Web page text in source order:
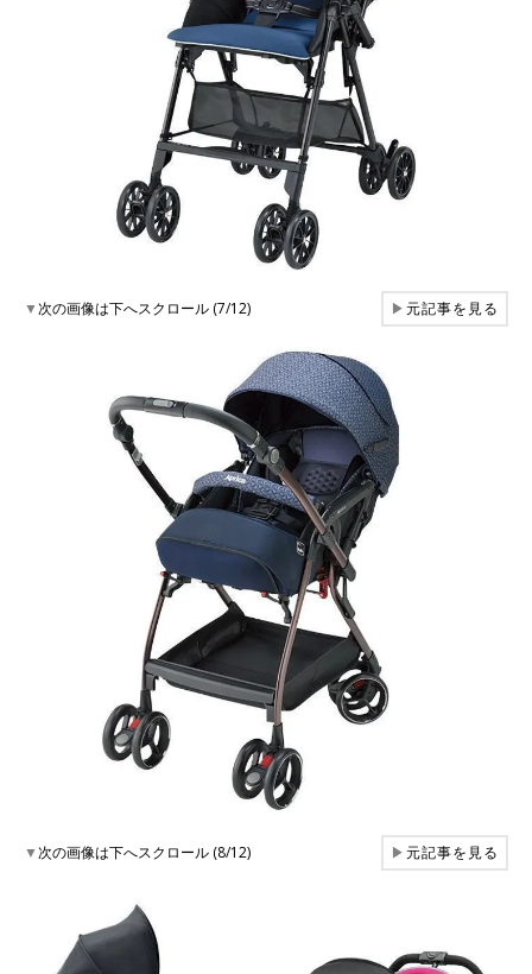
▼次の画像は下へスクロール (7/12) ▶元記事を見る
▼次の画像は下へスクロール (8/12) ▶元記事を見る